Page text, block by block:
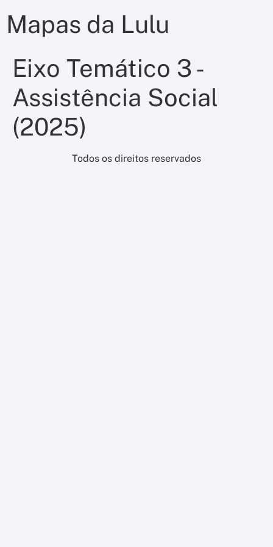
Mapas da Lulu
Eixo Temático 3 -
Assistência Social
(2025)
Todos os direitos reservados